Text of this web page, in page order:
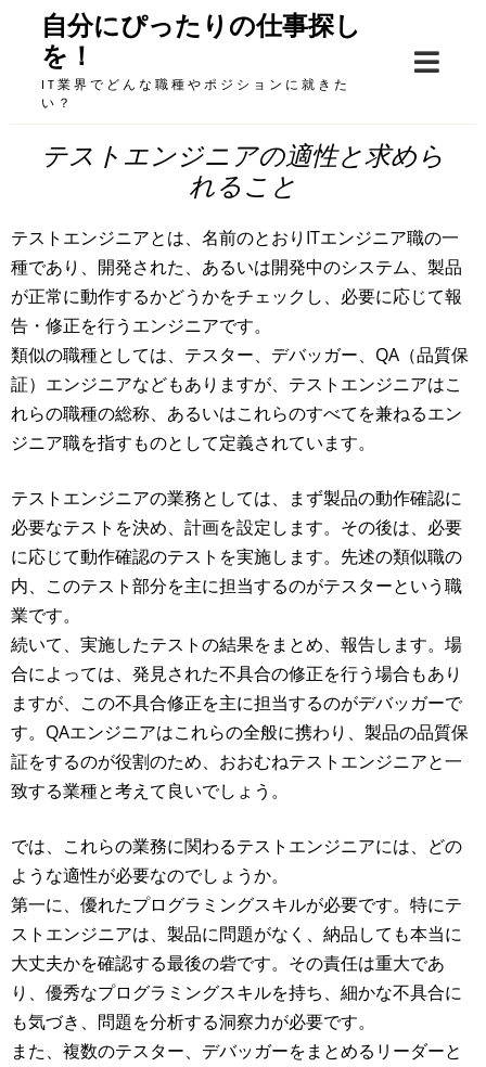
content
自分にぴったりの仕事探し
を！
IT業界でどんな職種やポジションに就きた
い？
テストエンジニアの適性と求めら
れること
テストエンジニアとは、名前のとおりITエンジニア職の一
種であり、開発された、あるいは開発中のシステム、製品
が正常に動作するかどうかをチェックし、必要に応じて報
告・修正を行うエンジニアです。
類似の職種としては、テスター、デバッガー、QA（品質保
証）エンジニアなどもありますが、テストエンジニアはこ
れらの職種の総称、あるいはこれらのすべてを兼ねるエン
ジニア職を指すものとして定義されています。
テストエンジニアの業務としては、まず製品の動作確認に
必要なテストを決め、計画を設定します。その後は、必要
に応じて動作確認のテストを実施します。先述の類似職の
内、このテスト部分を主に担当するのがテスターという職
業です。
続いて、実施したテストの結果をまとめ、報告します。場
合によっては、発見された不具合の修正を行う場合もあり
ますが、この不具合修正を主に担当するのがデバッガーで
す。QAエンジニアはこれらの全般に携わり、製品の品質保
証をするのが役割のため、おおむねテストエンジニアと一
致する業種と考えて良いでしょう。
では、これらの業務に関わるテストエンジニアには、どの
ような適性が必要なのでしょうか。
第一に、優れたプログラミングスキルが必要です。特にテ
ストエンジニアは、製品に問題がなく、納品しても本当に
大丈夫かを確認する最後の砦です。その責任は重大であ
り、優秀なプログラミングスキルを持ち、細かな不具合に
も気づき、問題を分析する洞察力が必要です。
また、複数のテスター、デバッガーをまとめるリーダーと